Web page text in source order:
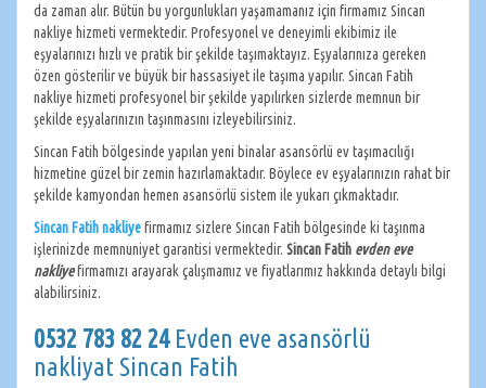
da zaman alır. Bütün bu yorgunlukları yaşamamanız için firmamız Sincan
nakliye hizmeti vermektedir. Profesyonel ve deneyimli ekibimiz ile
eşyalarınızı hızlı ve pratik bir şekilde taşımaktayız. Eşyalarınıza gereken
özen gösterilir ve büyük bir hassasiyet ile taşıma yapılır. Sincan Fatih
nakliye hizmeti profesyonel bir şekilde yapılırken sizlerde memnun bir
şekilde eşyalarınızın taşınmasını izleyebilirsiniz.
Sincan Fatih bölgesinde yapılan yeni binalar asansörlü ev taşımacılığı
hizmetine güzel bir zemin hazırlamaktadır. Böylece ev eşyalarınızın rahat bir
şekilde kamyondan hemen asansörlü sistem ile yukarı çıkmaktadır.
Sincan Fatih nakliyefirmamız sizlere Sincan Fatih bölgesinde ki taşınma
işlerinizde memnuniyet garantisi vermektedir. Sincan Fatih evden eve
nakliyefirmamızı arayarak çalışmamız ve fiyatlarımız hakkında detaylı bilgi
alabilirsiniz.
0532 783 82 24 Evden eve asansörlü
nakliyat Sincan Fatih